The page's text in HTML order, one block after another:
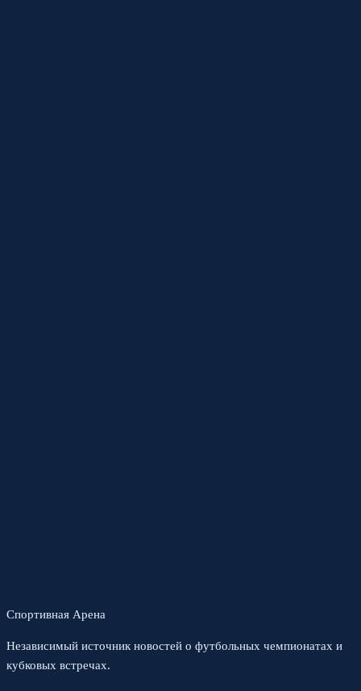
Спортивная Арена
Независимый источник новостей о футбольных чемпионатах и
кубковых встречах.